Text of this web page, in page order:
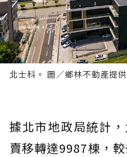
北士科。 圖／鄉林不動產提供
據北市地政局統計
賣移轉達9987棟，